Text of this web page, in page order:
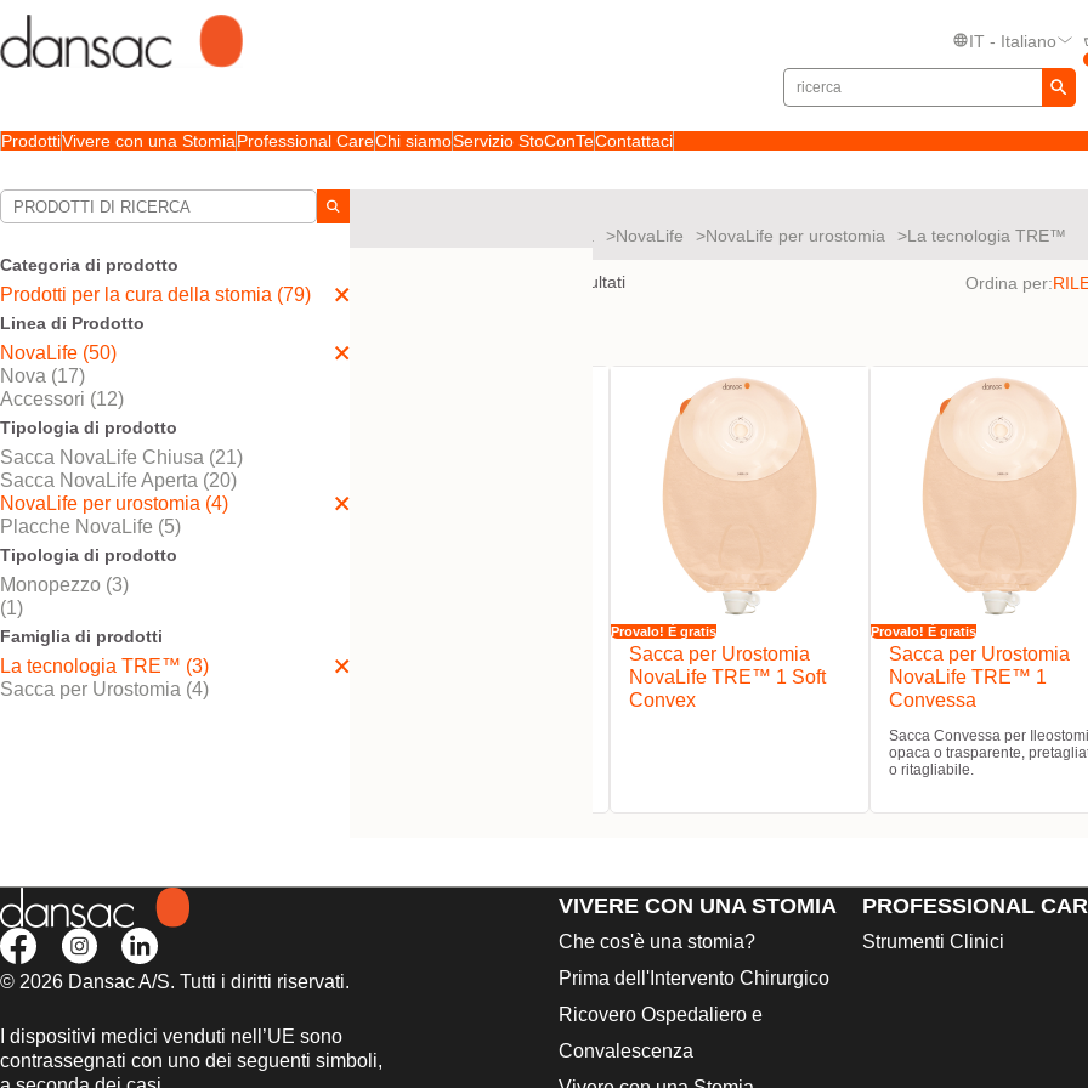
IT - Italiano
ProdottiVivere con una StomiaProfessional CareChi siamoServizio StoConTeContattaci
Categoria di prodotto
Prodotti per la cura della stomia (79)
Linea di Prodotto
NovaLife (50)
Nova (17)
Accessori (12)
Tipologia di prodotto
Sacca NovaLife Chiusa (21)
Sacca NovaLife Aperta (20)
NovaLife per urostomia (4)
Placche NovaLife (5)
Tipologia di prodotto
Monopezzo (3)
(1)
Famiglia di prodotti
La tecnologia TRE™ (3)
Sacca per Urostomia (4)
NovaLife NovaLife per urostomia La tecnologia TRE™
risultati Ordina per:
Provalo! È gratis
Sacca per Urostomia
NovaLife TRE™ 1 Soft
Convex
Provalo! È gratis
Sacca per Urostomia
NovaLife TRE™ 1
Convessa
Sacca Convessa per
opaca o trasparente,
o ritagliabile.
© 2026 Dansac A/S. Tutti i diritti riservati.
I dispositivi medici venduti nell’UE sono
contrassegnati con uno dei seguenti simboli,
VIVERE CON UNA STOMIA
Che cos'è una stomia?
Prima dell'Intervento Chirurgico
Ricovero Ospedaliero e
Convalescenza
PROFESSIONAL
Strumenti Clinici